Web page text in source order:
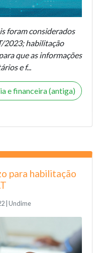
foram considerados
2023; habilitação
que as informações
e f...
e financeira (antiga)
para habilitação
| Undime